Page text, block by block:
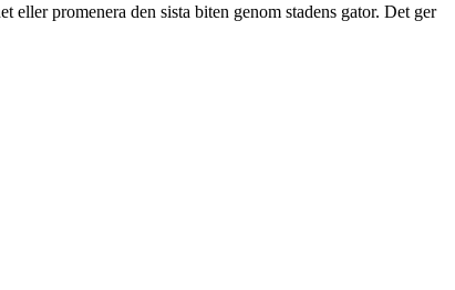
eller promenera den sista biten genom stadens gator. Det ger